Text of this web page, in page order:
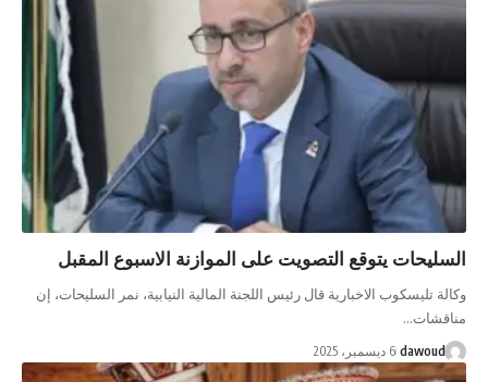
يتوقع التصويت على الموازنة الاسبوع المقبل
الاخبارية قال رئيس اللجنة المالية النيابية، نمر السليحات، إن
6 ديسمبر، 2025